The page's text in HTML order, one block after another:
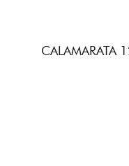
CALAMARATA